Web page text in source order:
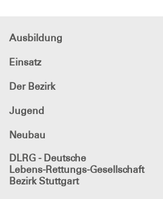
Ausbildung
Einsatz
Der Bezirk
Jugend
Neubau
DLRG - Deutsche
Lebens-Rettungs-Gesellschaft
Bezirk Stuttgart